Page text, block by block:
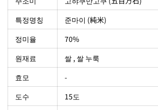
특정명칭
준마이 (純米)
정미율
70%
원재료
쌀 , 쌀 누룩
효모
-
도수
15도